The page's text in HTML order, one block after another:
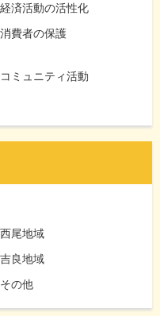
経済活動の活性化
消費者の保護
コミュニティ活動
西尾地域
吉良地域
その他